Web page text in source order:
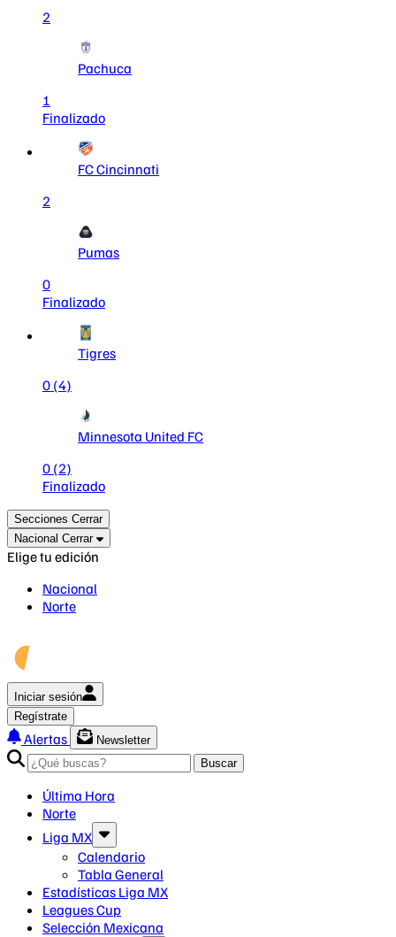
2
Pachuca
1
Finalizado
FC Cincinnati
2
Pumas
0
Finalizado
Tigres
0 (4)
Minnesota United FC
0 (2)
Finalizado
Secciones Cerrar
Nacional Cerrar
Elige tu edición
Nacional
Norte
Iniciar sesión
Regístrate
Alertas
Newsletter
Buscar
Última Hora
Norte
Liga MX
Calendario
Tabla General
Estadísticas Liga MX
Leagues Cup
Selección Mexicana